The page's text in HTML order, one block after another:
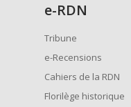
e-RDN
Tribune
e-Recensions
Cahiers de la RDN
Florilège historique